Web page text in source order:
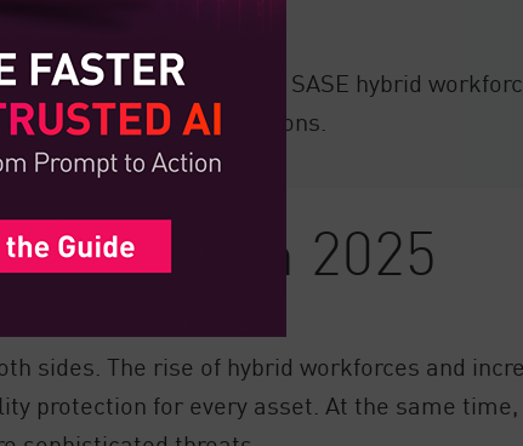
capabilities.
to the network edge, SASE hybrid
of modern organizations.
in 2025
sides. The rise of hybrid workforces and
protection for every asset. At the same time,